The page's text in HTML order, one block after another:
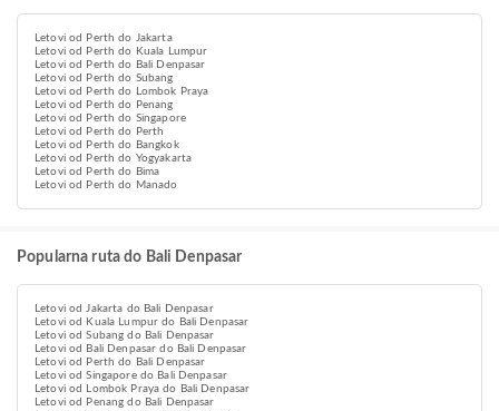
Letovi od Perth do Jakarta
Letovi od Perth do Kuala Lumpur
Letovi od Perth do Bali Denpasar
Letovi od Perth do Subang
Letovi od Perth do Lombok Praya
Letovi od Perth do Penang
Letovi od Perth do Singapore
Letovi od Perth do Perth
Letovi od Perth do Bangkok
Letovi od Perth do Yogyakarta
Letovi od Perth do Bima
Letovi od Perth do Manado
Popularna ruta do Bali Denpasar
Letovi od Jakarta do Bali Denpasar
Letovi od Kuala Lumpur do Bali Denpasar
Letovi od Subang do Bali Denpasar
Letovi od Bali Denpasar do Bali Denpasar
Letovi od Perth do Bali Denpasar
Letovi od Singapore do Bali Denpasar
Letovi od Lombok Praya do Bali Denpasar
Letovi od Penang do Bali Denpasar